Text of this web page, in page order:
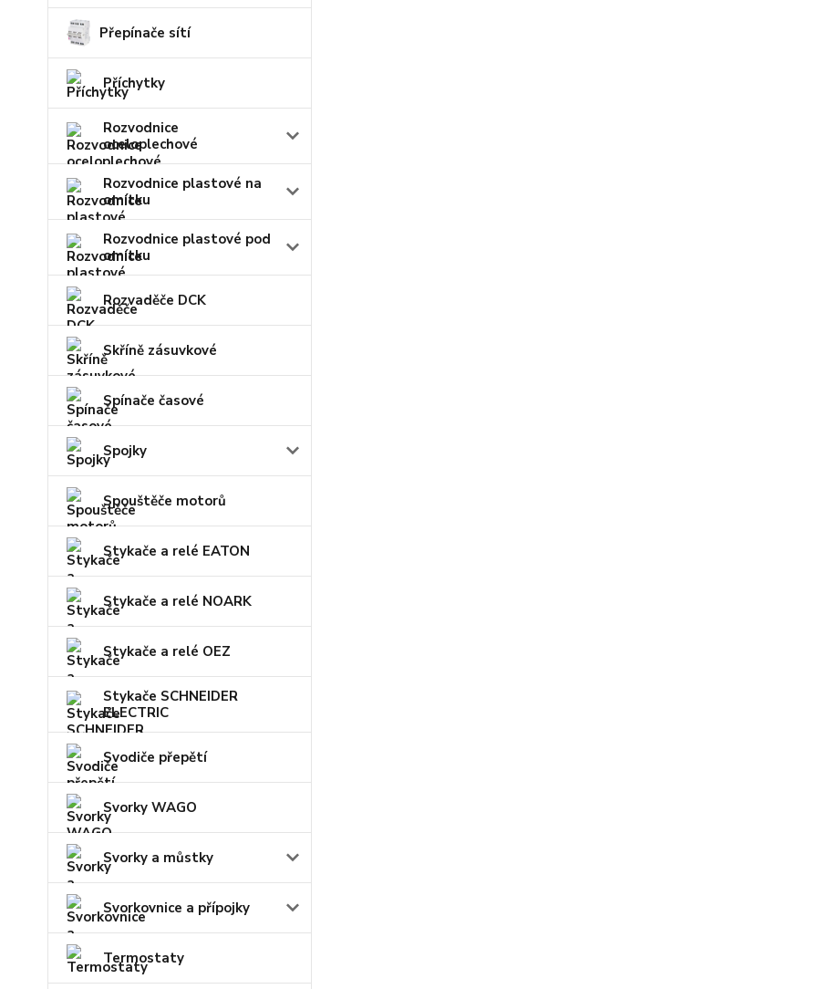
Přepínače sítí
Příchytky
Rozvodnice
oceloplechové
Rozvodnice plastové na
omítku
Rozvodnice plastové pod
omítku
Rozvaděče DCK
Skříně zásuvkové
Spínače časové
Spojky
Spouštěče motorů
Stykače a relé EATON
Stykače a relé NOARK
Stykače a relé OEZ
Stykače SCHNEIDER
ELECTRIC
Svodiče přepětí
Svorky WAGO
Svorky a můstky
Svorkovnice a přípojky
Termostaty